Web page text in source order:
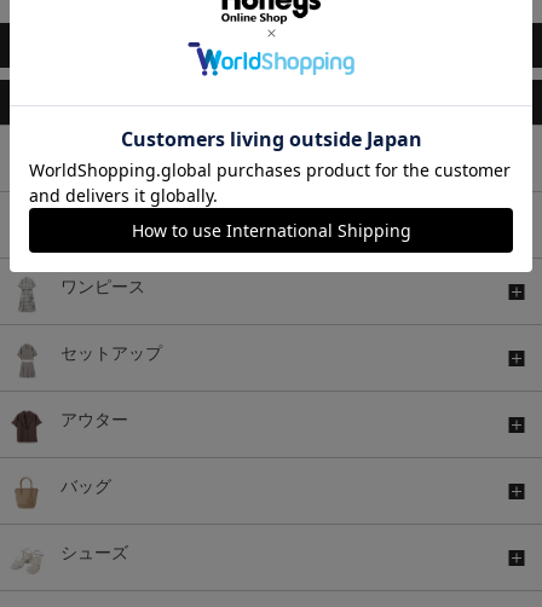
このアイテムもおすすめ
ワンピース
セットアップ
アウター
バッグ
シューズ